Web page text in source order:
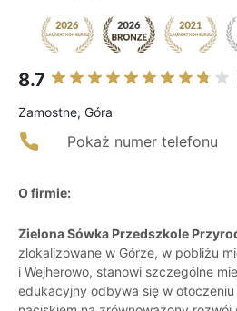
8.7
Zamostne, Góra
Pokaż numer telefonu
O firmie:
Zielona Sówka Przedszkole
zlokalizowane w Górze, w pobliżu
i Wejherowo, stanowi szczególne
edukacyjny odbywa się w